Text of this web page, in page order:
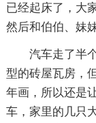
已经起床了，大
然后和伯伯、妹
汽车走了半
型的砖屋瓦房，
年画，所以还是
车，家里的几只